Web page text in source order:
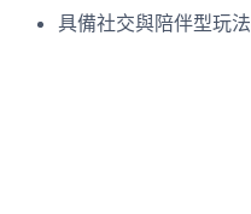
具備社交與陪伴型玩法